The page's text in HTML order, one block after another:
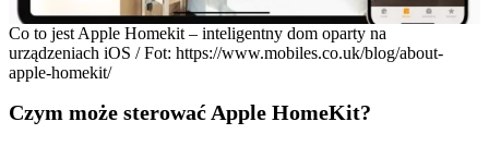
Co to jest Apple Homekit – inteligentny dom oparty na
urządzeniach iOS / Fot: https://www.mobiles.co.uk/blog/about-
apple-homekit/
Czym może sterować Apple HomeKit?